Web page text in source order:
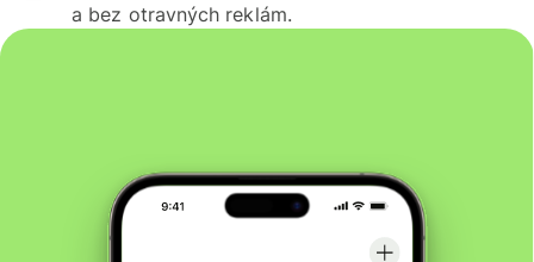
a bez otravných reklám.